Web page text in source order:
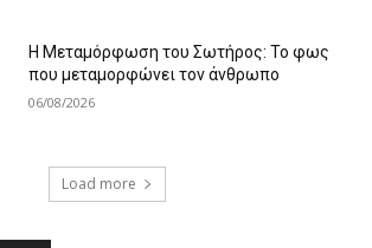
Η Μεταμόρφωση του Σωτήρος: Το φως
που μεταμορφώνει τον άνθρωπο
06/08/2026
Load more